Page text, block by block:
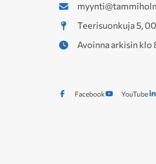
Teerisuonkuja 5,
Avoinna arkisin klo
Facebook YouTube